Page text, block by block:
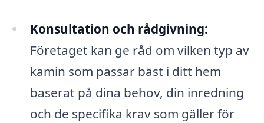
Konsultation och rådgivning:
Företaget kan ge råd om vilken typ av
kamin som passar bäst i ditt hem
baserat på dina behov, din inredning
och de specifika krav som gäller för